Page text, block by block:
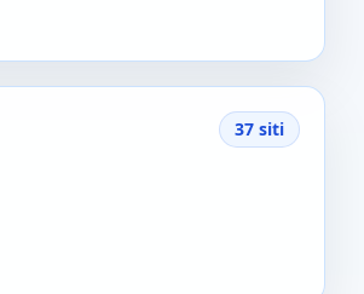
37 siti